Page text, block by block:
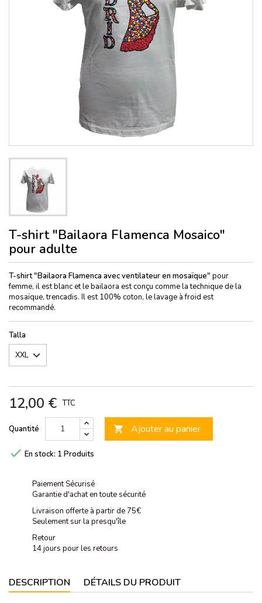
T-shirt "Bailaora Flamenca Mosaico"
pour adulte
T-shirt "Bailaora Flamenca avec ventilateur en mosaïque" pour
femme, il est blanc et le bailaora est conçu comme la technique de la
mosaïque, trencadis. Il est 100% coton, le lavage à froid est
recommandé.
Talla
12,00 € TTC
Quantité  Ajouter au panier
 En stock: 1 Produits
Paiement Sécurisé
Garantie d'achat en toute sécurité
Livraison offerte à partir de 75€
Seulement sur la presqu'île
Retour
14 jours pour les retours
DESCRIPTION DÉTAILS DU PRODUIT